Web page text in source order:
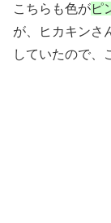
こちらも色がピ
が、ヒカキンさ
していたので、